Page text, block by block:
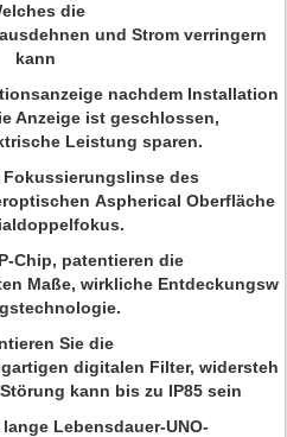
die
und Strom verringern
kann
nachdem Installation
Anzeige ist geschlossen,
Leistung sparen.
Fokussierungslinse des
Aspherical Oberfläche
Chip, patentieren die
Maße, wirkliche Entdeckungsw
Sie die
digitalen Filter, widersteh
kann bis zu IP85 sein
Lebensdauer-UNO-